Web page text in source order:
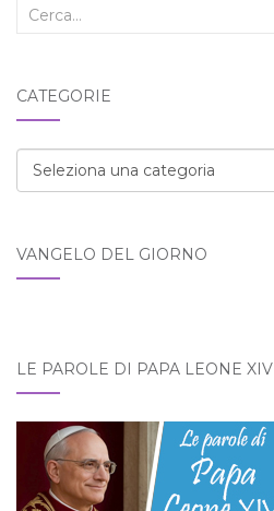
Cerca
CATEGORIE
Categorie
VANGELO DEL GIORNO
LE PAROLE DI PAPA LEONE XIV